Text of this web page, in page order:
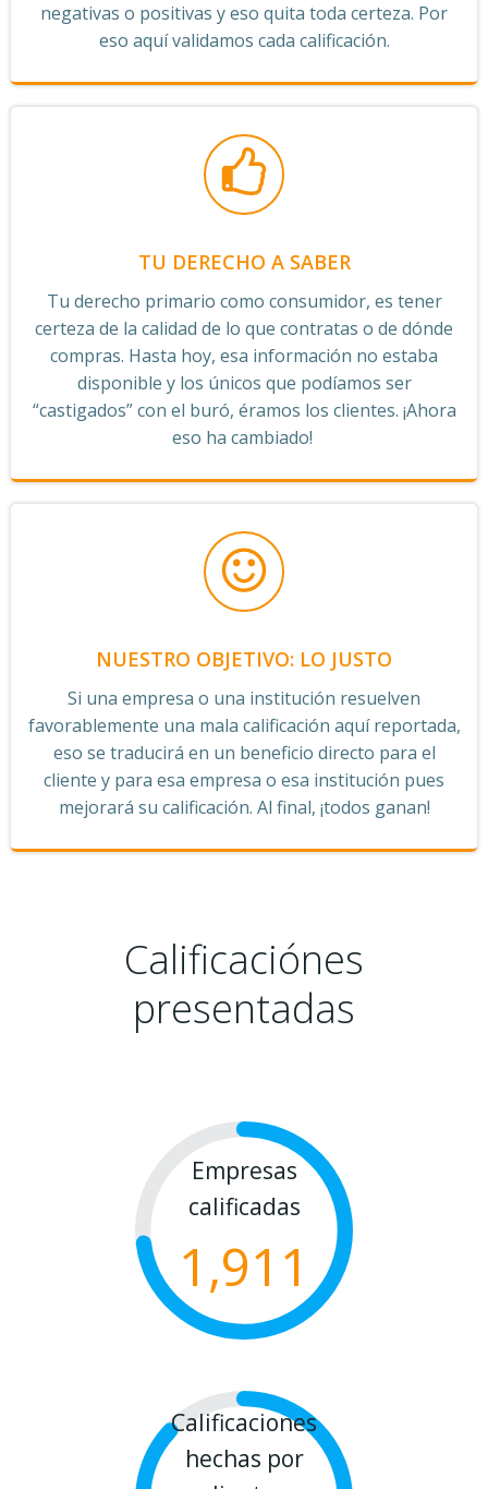
negativas o positivas y eso quita toda certeza. Por
eso aquí validamos cada calificación.
TU DERECHO A SABER
Tu derecho primario como consumidor, es tener
certeza de la calidad de lo que contratas o de dónde
compras. Hasta hoy, esa información no estaba
disponible y los únicos que podíamos ser
“castigados” con el buró, éramos los clientes. ¡Ahora
eso ha cambiado!
NUESTRO OBJETIVO: LO JUSTO
Si una empresa o una institución resuelven
favorablemente una mala calificación aquí reportada,
eso se traducirá en un beneficio directo para el
cliente y para esa empresa o esa institución pues
mejorará su calificación. Al final, ¡todos ganan!
Calificaciónes
presentadas
Empresas
calificadas
1,911
Calificaciones
hechas por